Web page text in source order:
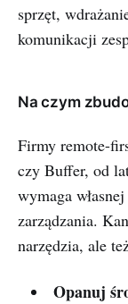
sprzęt,
komunikacji
Na czym
Firmy remote-
czy Buffer, od
wymaga
zarządzania.
narzędzia, ale
Opanuj